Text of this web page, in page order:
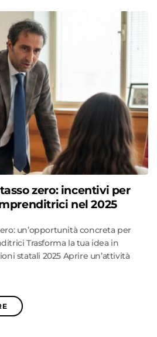
zero: incentivi per
nel 2025
un’opportunità concreta per
Trasforma la tua idea in
statali 2025 Aprire un’attività